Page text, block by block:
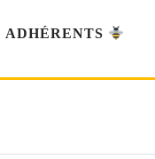
ADHÉRENTS